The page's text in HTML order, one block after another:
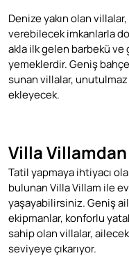
Denize yakın olan
verebilecek imkanlarla
akla ilk gelen barbekü
yemeklerdir. Geniş
sunan villalar, unutulmaz
ekleyecek.
Villa
Tatil yapmaya ihtiyacı
bulunan Villa Villam ile
yaşayabilirsiniz. Geniş
ekipmanlar, konforlu
sahip olan villalar,
seviyeye çıkarıyor.